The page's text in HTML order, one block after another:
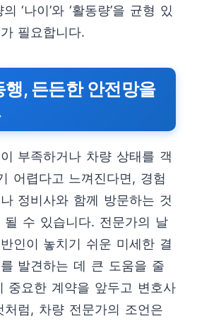
‘나이’와 ‘활동량’을 균형 있
필요합니다.
행, 든든한 안전망을
부족하거나 차량 상태를 객
어렵다고 느껴진다면, 경험
정비사와 함께 방문하는 것
될 수 있습니다. 전문가의 날
인이 놓치기 쉬운 미세한 결
발견하는 데 큰 도움을 줄
중요한 계약을 앞두고 변호사
럼, 차량 전문가의 조언은